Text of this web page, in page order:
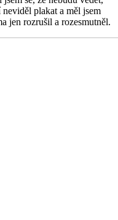
plakat a měl jsem
jen rozrušil a rozesmutněl.